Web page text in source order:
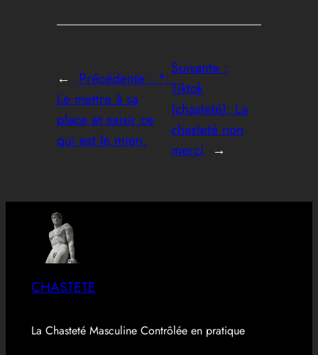
← Précédente : *;
Le mettre à sa
place et saisir ce
qui est le mien.
Suivante :
Tiktok
(chasteté): La
chasteté non
merci →
CHASTETE
La Chasteté Masculine Contrôlée en pratique